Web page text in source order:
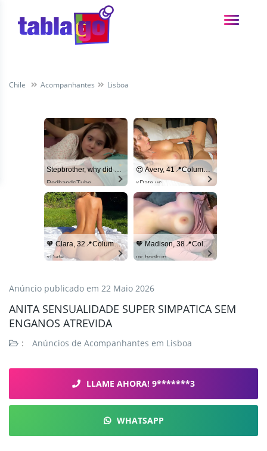
Chile Acompanhantes Lisboa
Stepbrother, why did you show me your dick? Now I want to fuck you with my wet pussy
RedhandsTube
😍 Avery, 41📍Columbus
xDate.us
🧡 Clara, 32📍Columbus
xDate
🧡 Madison, 38📍Columbus
us.hookup
Anúncio publicado em 22 Maio 2026
ANITA SENSUALIDADE SUPER SIMPATICA SEM
ENGANOS ATREVIDA
: Anúncios de Acompanhantes em Lisboa
LLAME AHORA! 9*******3
WHATSAPP